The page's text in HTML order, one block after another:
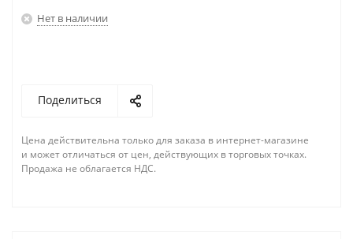
Нет в наличии
Поделиться
Цена действительна только для заказа в интернет-магазине
и может отличаться от цен, действующих в торговых точках.
Продажа не облагается НДС.